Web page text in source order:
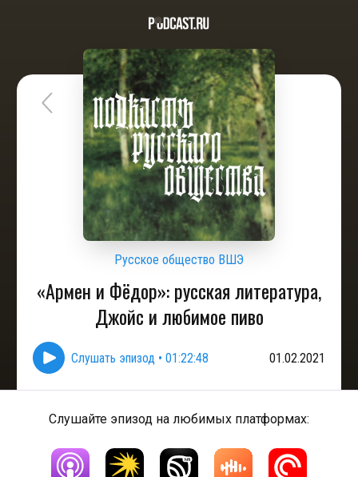
Русское общество ВШЭ
«Армен и Фёдор»: русская литература,
Джойс и любимое пиво
Слушать эпизод • 01:22:48 01.02.2021
Слушайте эпизод на любимых платформах: